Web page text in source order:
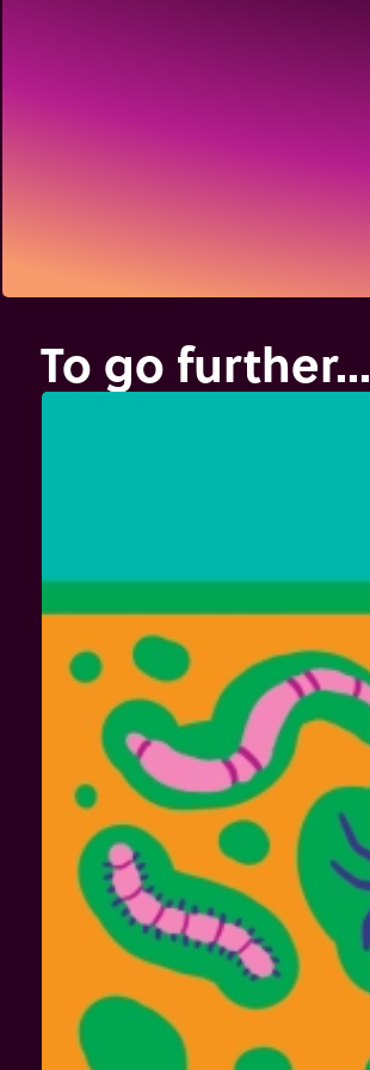
To go further...